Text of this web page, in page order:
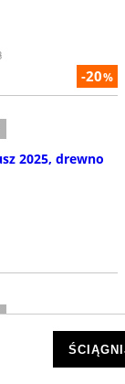
-20%
2025, drewno